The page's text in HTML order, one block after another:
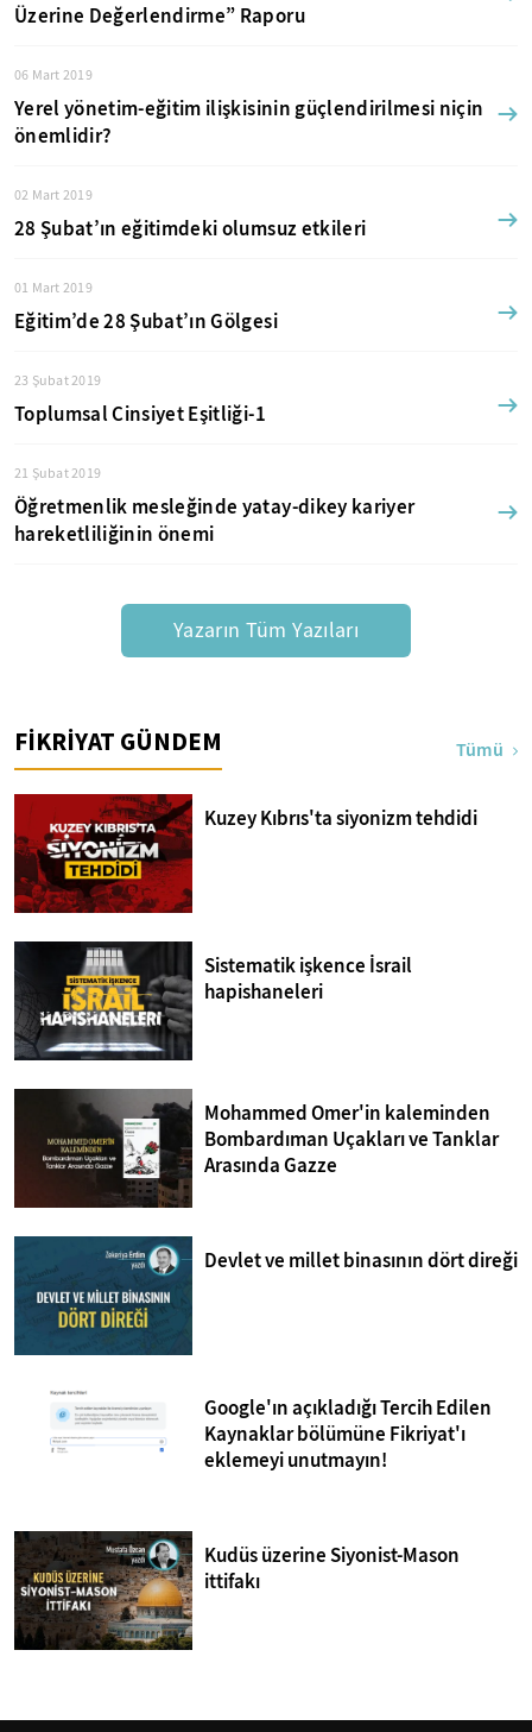
Üzerine Değerlendirme” Raporu
06 Mart 2019
Yerel yönetim-eğitim ilişkisinin güçlendirilmesi niçin
önemlidir?
02 Mart 2019
28 Şubat’ın eğitimdeki olumsuz etkileri
01 Mart 2019
Eğitim’de 28 Şubat’ın Gölgesi
23 Şubat 2019
Toplumsal Cinsiyet Eşitliği-1
21 Şubat 2019
Öğretmenlik mesleğinde yatay-dikey kariyer
hareketliliğinin önemi
Yazarın Tüm Yazıları
FİKRİYAT GÜNDEM Tümü
Kuzey Kıbrıs'ta siyonizm tehdidi
Sistematik işkence İsrail
hapishaneleri
Mohammed Omer'in kaleminden
Bombardıman Uçakları ve Tanklar
Arasında Gazze
Devlet ve millet binasının dört direği
Google'ın açıkladığı Tercih Edilen
Kaynaklar bölümüne Fikriyat'ı
eklemeyi unutmayın!
Kudüs üzerine Siyonist-Mason
ittifakı